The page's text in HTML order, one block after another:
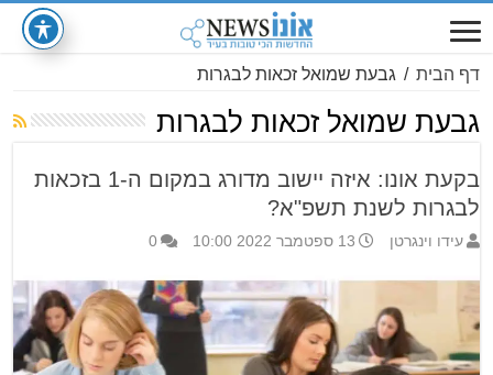
דף הבית / גבעת שמואל זכאות לבגרות
גבעת שמואל זכאות לבגרות
בקעת אונו: איזה יישוב מדורג במקום ה-1 בזכאות
לבגרות לשנת תשפ"א?
עידו וינגרטן 13 ספטמבר 2022 10:00 0